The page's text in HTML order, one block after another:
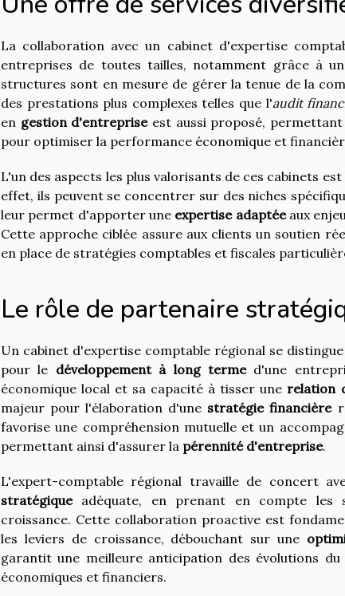
La collaboration avec un cabinet d'expertise
entreprises de toutes tailles, notamment grâce à
structures sont en mesure de gérer la tenue de la
des prestations plus complexes telles que l'audit
en gestion d'entrepriseest aussi proposé, permettant
pour optimiser la performance économique et
L'un des aspects les plus valorisants de ces cabinets
effet, ils peuvent se concentrer sur des niches
leur permet d'apporter une expertise adaptéeaux
Cette approche ciblée assure aux clients un soutien
en place de stratégies comptables et fiscales
Le rôle de partenaire
Un cabinet d'expertise comptable régional se
pour le développement à long termed'une
économique local et sa capacité à tisser une relation
majeur pour l'élaboration d'une stratégie financière
favorise une compréhension mutuelle et un
permettant ainsi d'assurer la pérennité d'entreprise.
L'expert-comptable régional travaille de concert
stratégiqueadéquate, en prenant en compte les
croissance. Cette collaboration proactive est
les leviers de croissance, débouchant sur une
garantit une meilleure anticipation des évolutions
économiques et financiers.